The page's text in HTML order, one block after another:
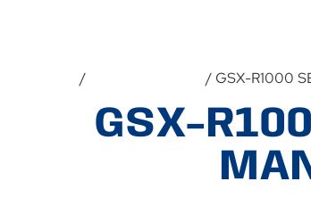
/ / GSX-R1000
GSX-